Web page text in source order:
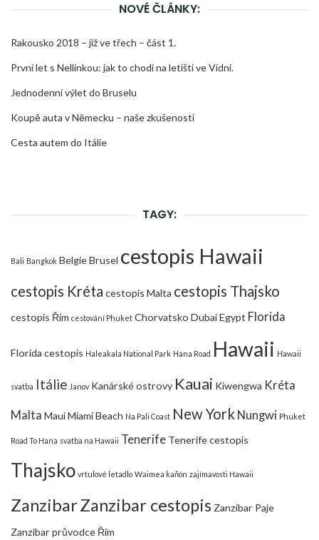
NOVÉ ČLÁNKY:
Rakousko 2018 – již ve třech – část 1.
První let s Nellinkou: jak to chodí na letišti ve Vídni.
Jednodenní výlet do Bruselu
Koupě auta v Německu – naše zkušenosti
Cesta autem do Itálie
TAGY:
Bali Bangkok BelgieBrusel cestopis Hawaii
cestopis Kréta cestopis Malta cestopis Thajsko
cestopis Řím cestování Phuket Chorvatsko DubaiEgypt Florida
Florida cestopis Haleakala National Park Hana Road Hawaii Hawaii
svatba Itálie Janov Kanárské ostrovy Kauai Kiwengwa Kréta
Malta MauiMiami Beach Na Pali Coast New York Nungwi Phuket
Road To Hana svatba na Hawaii Tenerife Tenerife cestopis
Thajsko vrtulové letadlo Waimea kaňón zajímavosti Hawaii
ZanzibarZanzibar cestopis Zanzibar Paje
Zanzibar průvodce Řím